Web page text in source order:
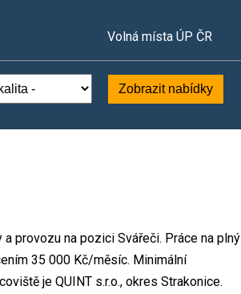
Volná místa ÚP ČR
Zobrazit nabídky
provozu na pozici Svářeči. Práce na plný
35 000 Kč/měsíc. Minimální
je QUINT s.r.o., okres Strakonice.